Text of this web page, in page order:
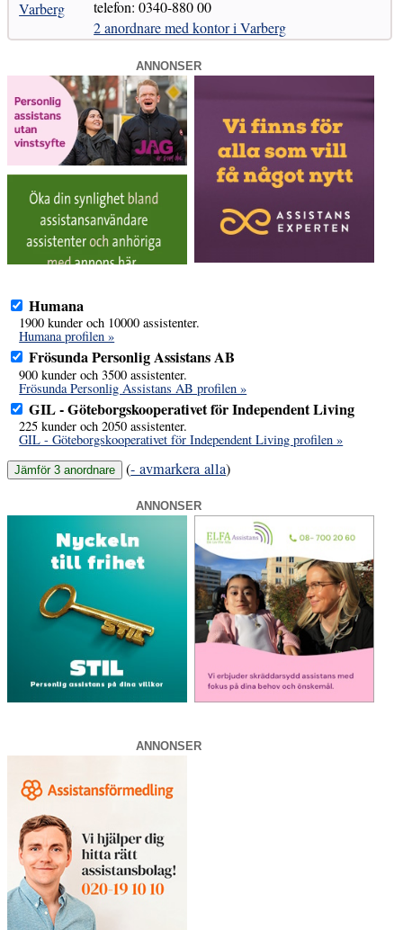
Varberg
telefon: 0340-880 00
2 anordnare med kontor i Varberg
ANNONSER
Humana
1900 kunder och 10000 assistenter.
Humana profilen »
Frösunda Personlig Assistans AB
900 kunder och 3500 assistenter.
Frösunda Personlig Assistans AB profilen »
GIL - Göteborgskooperativet för Independent Living
225 kunder och 2050 assistenter.
GIL - Göteborgskooperativet för Independent Living profilen »
(- avmarkera alla)
ANNONSER
ANNONSER